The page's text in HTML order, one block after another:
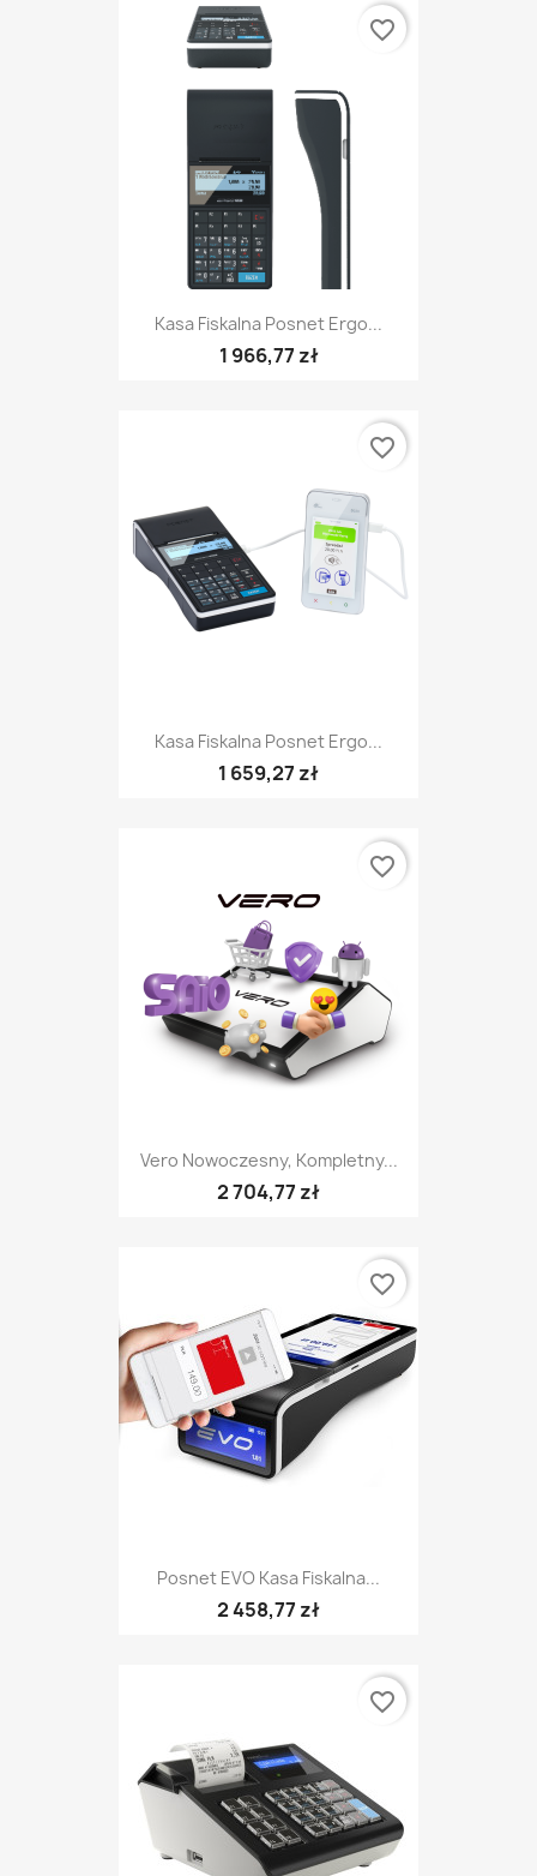
Kasa Fiskalna Posnet Ergo...
1 966,77 zł
favorite_border
Kasa Fiskalna Posnet Ergo...
1 659,27 zł
favorite_border
Vero Nowoczesny, Kompletny...
2 704,77 zł
favorite_border
Posnet EVO Kasa Fiskalna...
2 458,77 zł
favorite_border
favorite_border